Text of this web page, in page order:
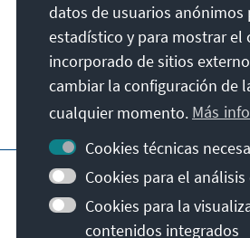
Dirección
Contacto
Visita también
Página principal de la KAS
Protección de datos
Declaración sobre
datos de usuarios anónimos
estadístico y para mostrar el
incorporado de sitios
cambiar la configuración de
cualquier momento. Más
Cookies técnicas
Cookies para el
Cookies para la
contenidos integrados